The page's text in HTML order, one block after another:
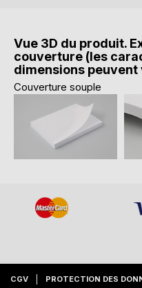
Vue 3D du produit.
couverture (les
dimensions peuvent
Couverture souple
CGV PROTECTION DES